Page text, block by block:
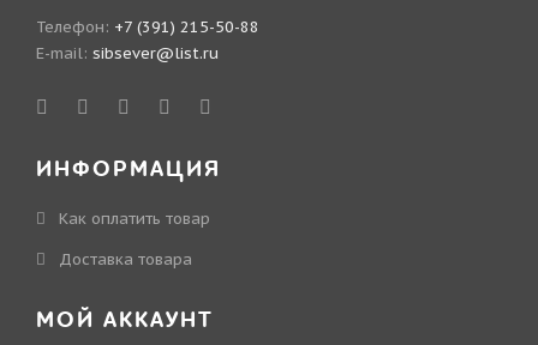
Телефон: +7 (391) 215-50-88
E-mail: sibsever@list.ru
ИНФОРМАЦИЯ
Как оплатить товар
Доставка товара
МОЙ АККАУНТ